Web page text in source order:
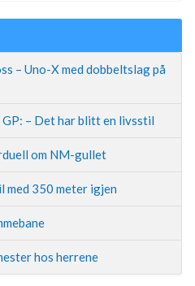
– Uno-X med dobbeltslag på
– Det har blitt en livsstil
om NM-gullet
med 350 meter igjen
hos herrene